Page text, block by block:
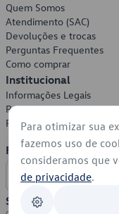
Quem Somos
Atendimento (SAC)
Devoluções e trocas
Perguntas Frequentes
Como comprar
Institucional
Informações Legais
Política de Privacidade
Política de Cookies
Formas de
Segurança
Para otimizar sua
fazemos uso de
consideramos que
de privacidade.